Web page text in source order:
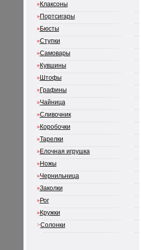
»Клаксоны
»Портсигары
»Бюсты
»Ступки
»Самовары
»Кувшины
»Штофы
»Графины
»Чайница
»Сливочник
»Коробочки
»Тарелки
»Елочная игрушка
»Ножы
»Чернильница
»Заколки
»Рог
»Кружки
>Солонки